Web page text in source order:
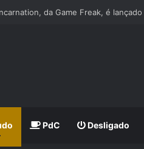
Vein II
PdC Desligado